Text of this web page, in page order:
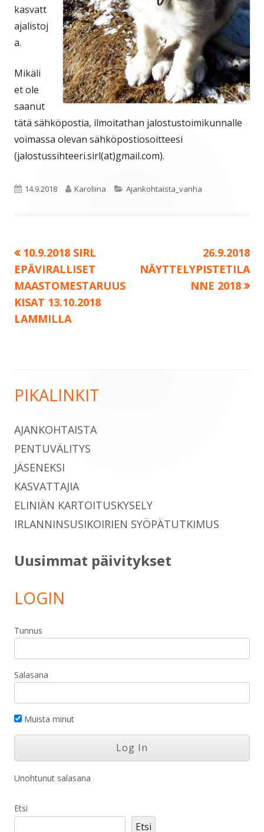
kasvatt
ajalistoj
a.
Mikäli
et ole
saanut
tätä sähköpostia, ilmoitathan jalostustoimikunnalle
voimassa olevan sähköpostiosoitteesi
(jalostussihteeri.sirl(at)gmail.com).
Julkaistu
14.9.2018 Kirjoittaja
Karoliina Kategoriat
Ajankohtaista_vanha
Artikkelien
selaus
Edellinen:
10.9.2018 SIRL
EPÄVIRALLISET
MAASTOMESTARUUS
KISAT 13.10.2018
LAMMILLA
Seuraava:
26.9.2018
NÄYTTELYPISTETILA
NNE 2018
Sivupalkki
PIKALINKIT
AJANKOHTAISTA
PENTUVÄLITYS
JÄSENEKSI
KASVATTAJIA
ELINIÄN KARTOITUSKYSELY
IRLANNINSUSIKOIRIEN SYÖPÄTUTKIMUS
Uusimmat päivitykset
LOGIN
Tunnus
Salasana
Muista minut
Unohtunut salasana
Etsi
Etsi